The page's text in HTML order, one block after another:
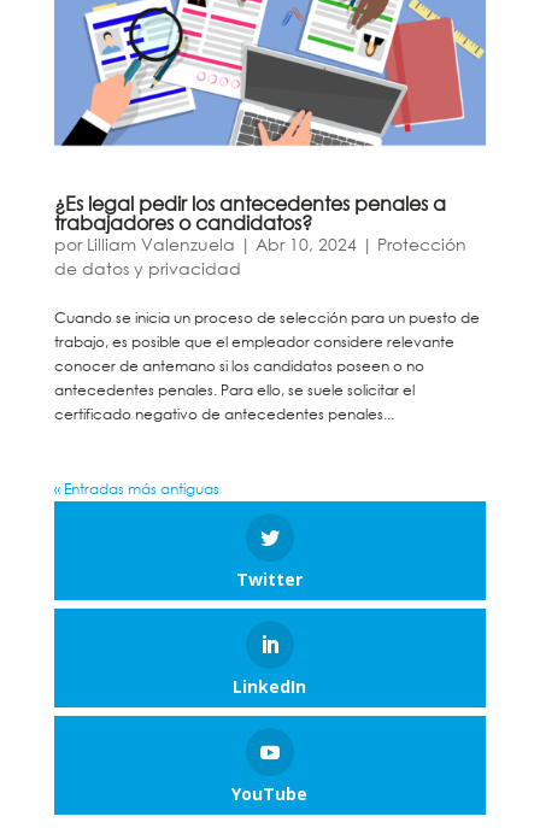
¿Es legal pedir los antecedentes penales a
trabajadores o candidatos?
por Lilliam Valenzuela | Abr 10, 2024| Protección
de datos y privacidad
Cuando se inicia un proceso de selección para un puesto de
trabajo, es posible que el empleador considere relevante
conocer de antemano si los candidatos poseen o no
antecedentes penales. Para ello, se suele solicitar el
certificado negativo de antecedentes penales...
« Entradas más antiguas
Twitter
LinkedIn
YouTube